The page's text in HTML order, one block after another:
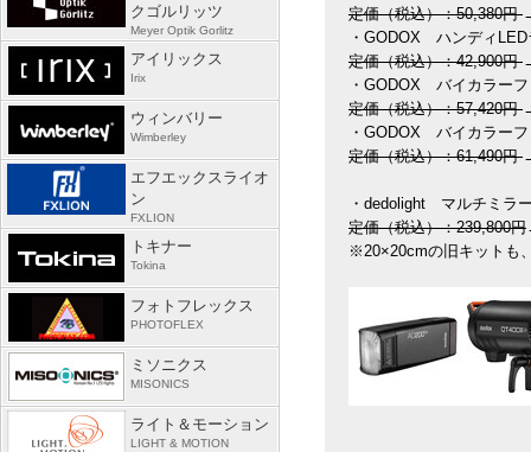
定価（税込）：50,380円
・GODOX ハンディ
定価（税込）：42,900円
・GODOX バイカラー
定価（税込）：57,420円
・GODOX バイカラー
定価（税込）：61,490円
・dedolight マルチミラ
定価（税込）：239,800円
※20×20cmの旧キットも
クゴルリッツ
Meyer Optik Gorlitz
アイリックス
Irix
ウィンバリー
Wimberley
エフエックスライオ
ン
FXLION
トキナー
Tokina
フォトフレックス
PHOTOFLEX
ミソニクス
MISONICS
ライト＆モーション
LIGHT & MOTION